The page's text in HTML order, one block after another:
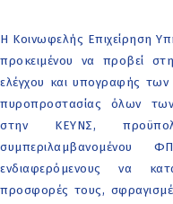
Η Κοινωφελής Επιχείρηση
προκειμένου να προβεί
ελέγχου και υπογραφής
πυροπροστασίας όλων
στην ΚΕΥΝΣ,
ενδιαφερόμενους να
προσφορές τους,